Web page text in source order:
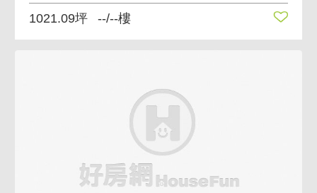
1021.09坪 --/--樓